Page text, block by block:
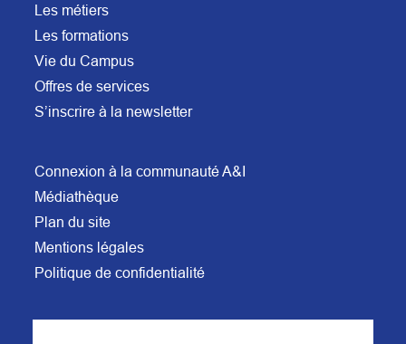
Les métiers
Les formations
Vie du Campus
Offres de services
S’inscrire à la newsletter
Connexion à la communauté A&I
Médiathèque
Plan du site
Mentions légales
Politique de confidentialité